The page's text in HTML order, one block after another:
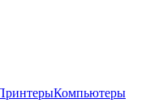
Компьютеры